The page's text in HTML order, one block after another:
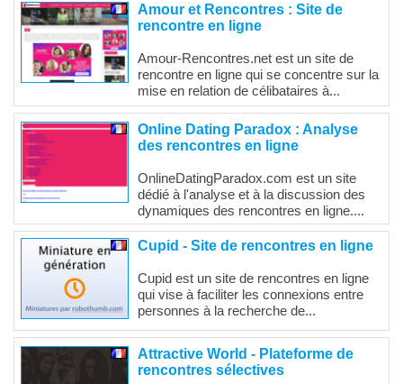
Amour et Rencontres : Site de
rencontre en ligne
Amour-Rencontres.net est un site de
rencontre en ligne qui se concentre sur la
mise en relation de célibataires à...
Online Dating Paradox : Analyse
des rencontres en ligne
OnlineDatingParadox.com est un site
dédié à l'analyse et à la discussion des
dynamiques des rencontres en ligne....
Cupid - Site de rencontres en ligne
Cupid est un site de rencontres en ligne
qui vise à faciliter les connexions entre
personnes à la recherche de...
Attractive World - Plateforme de
rencontres sélectives